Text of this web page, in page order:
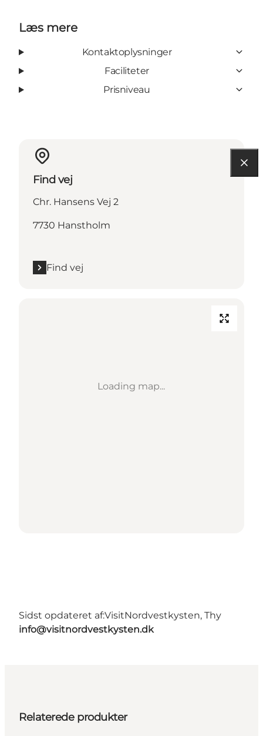
Læs mere
Kontaktoplysninger
Faciliteter
Prisniveau
Find vej
Chr. Hansens Vej 2
7730 Hanstholm
Find vej
Loading map...
Sidst opdateret af:VisitNordvestkysten, Thy
info@visitnordvestkysten.dk
Relaterede produkter